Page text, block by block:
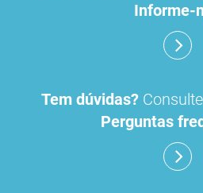
Informe-
Tem dúvidas?
Perguntas